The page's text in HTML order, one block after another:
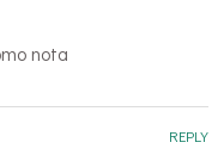
nota
REPLY